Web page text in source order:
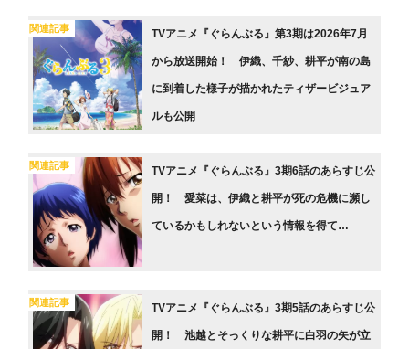
関連記事 TVアニメ『ぐらんぶる』第3期は2026年7月
から放送開始！ 伊織、千紗、耕平が南の島
に到着した様子が描かれたティザービジュア
ルも公開
関連記事 TVアニメ『ぐらんぶる』3期6話のあらすじ公
開！ 愛菜は、伊織と耕平が死の危機に瀕し
ているかもしれないという情報を得て…
関連記事 TVアニメ『ぐらんぶる』3期5話のあらすじ公
開！ 池越とそっくりな耕平に白羽の矢が立